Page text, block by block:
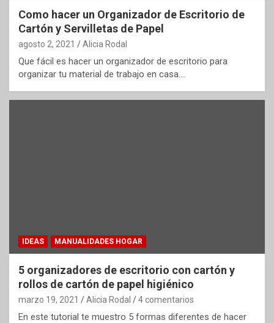
Como hacer un Organizador de Escritorio de
Cartón y Servilletas de Papel
agosto 2, 2021 Alicia Rodal
Que fácil es hacer un organizador de escritorio para
organizar tu material de trabajo en casa.…
IDEAS MANUALIDADES HOGAR
5 organizadores de escritorio con cartón y
rollos de cartón de papel higiénico
marzo 19, 2021 Alicia Rodal 4 comentarios
En este tutorial te muestro 5 formas diferentes de hacer